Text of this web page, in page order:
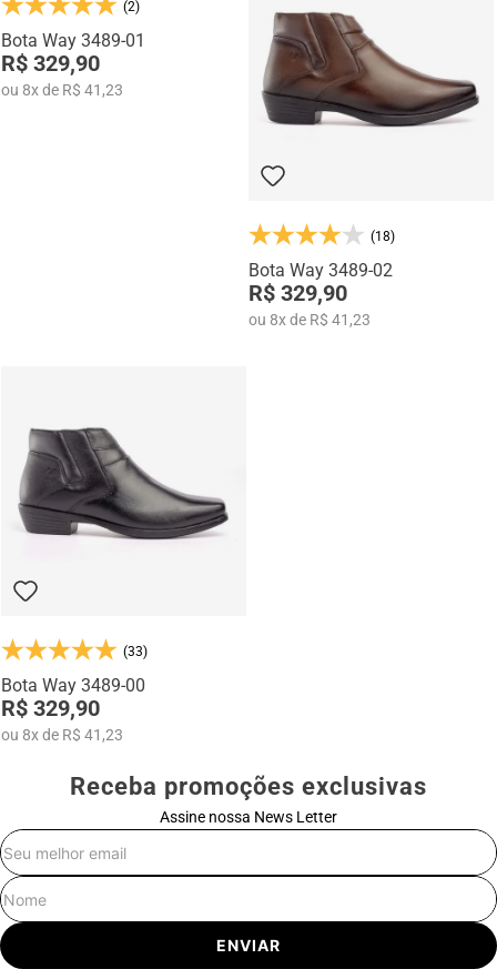
Na categoria Você + Alto, você encontra sapatos sociais, casuais,
mocassins e sapatênis com tecnologia de elevação interna,
desenvolvidos para garantir mais confiança, postura e estilo em
qualquer momento do dia.
(2)
Bota Way 3489-01
R$ 329,90
ou 8xde R$ 41,23
(18)
Bota Way 3489-02
R$ 329,90
ou 8xde R$ 41,23
(33)
Bota Way 3489-00
R$ 329,90
ou 8xde R$ 41,23
Receba promoções exclusivas
Assine nossa News Letter
ENVIAR